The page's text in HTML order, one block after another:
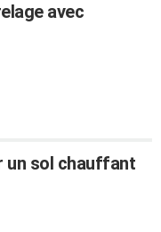
avec
un sol chauffant